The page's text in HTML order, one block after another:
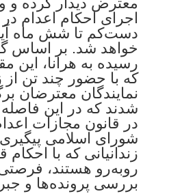
اجرای احکام اعدام در
دست‌کم تا شش ماه
خواهد شد. بر اساس
رسیده به هرانا، این
که با حضور چند تن از
نمایندگان معترضان
شدند که در این
در قانون مجازات
شورای اسلامی
زندانیانی که با
روبه‌رو هستند،
بررسی پرونده‌ها و